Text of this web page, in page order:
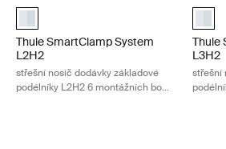
aluminium (selected)
Thule SmartClamp System
L2H2
střešní nosič dodávky základové
podélníky L2H2 6 montážních bodů
Thule
L3H2
střešní